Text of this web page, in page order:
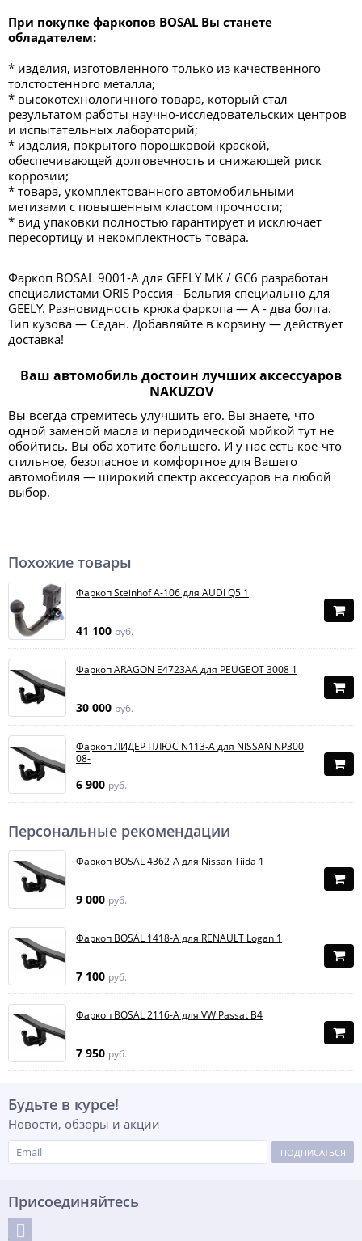
При покупке фаркопов BOSAL Вы станете
обладателем:
* изделия, изготовленного только из качественного
толстостенного металла;
* высокотехнологичного товара, который стал
результатом работы научно-исследовательских центров
и испытательных лабораторий;
* изделия, покрытого порошковой краской,
обеспечивающей долговечность и снижающей риск
коррозии;
* товара, укомплектованного автомобильными
метизами с повышенным классом прочности;
* вид упаковки полностью гарантирует и исключает
пересортицу и некомплектность товара.
Фаркоп BOSAL 9001-A для GEELY MK / GC6 разработан
специалистами ORIS Россия - Бельгия специально для
GEELY. Разновидность крюка фаркопа — А - два болта.
Тип кузова — Седан. Добавляйте в корзину — действует
доставка!
Ваш автомобиль достоин лучших аксессуаров
NAKUZOV
Вы всегда стремитесь улучшить его. Вы знаете, что
одной заменой масла и периодической мойкой тут не
обойтись. Вы оба хотите большего. И у нас есть кое-что
стильное, безопасное и комфортное для Вашего
автомобиля — широкий спектр аксессуаров на любой
выбор.
Похожие товары
Фаркоп Steinhof A-106 для AUDI Q5 1
41 100 руб.
Фаркоп ARAGON E4723AA для PEUGEOT 3008 1
30 000 руб.
Фаркоп ЛИДЕР ПЛЮС N113-A для NISSAN NP300
08-
6 900 руб.
Персональные рекомендации
Фаркоп BOSAL 4362-A для Nissan Tiida 1
9 000 руб.
Фаркоп BOSAL 1418-A для RENAULT Logan 1
7 100 руб.
Фаркоп BOSAL 2116-A для VW Passat B4
7 950 руб.
Будьте в курсе!
Новости, обзоры и акции
ПОДПИСАТЬСЯ
Присоединяйтесь